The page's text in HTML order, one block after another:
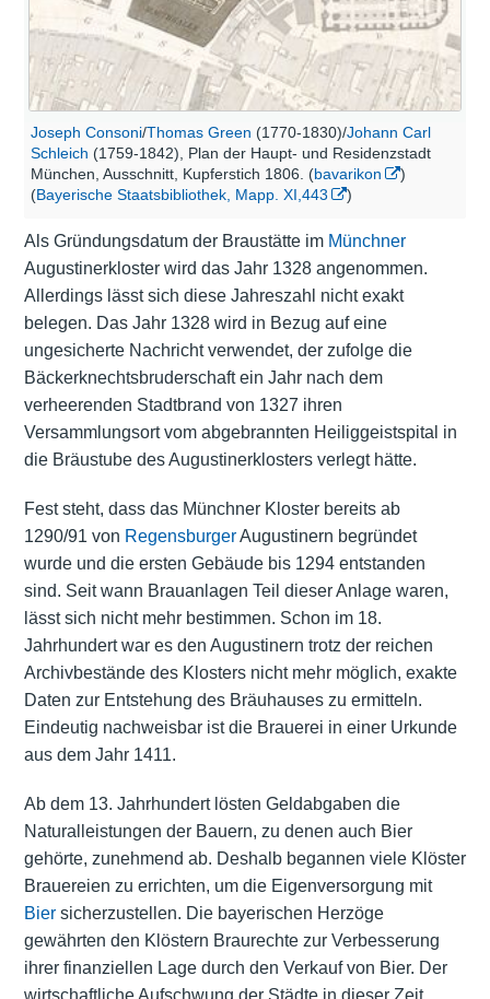
Joseph Consoni/Thomas Green (1770-1830)/Johann Carl
Schleich (1759-1842), Plan der Haupt- und Residenzstadt
München, Ausschnitt, Kupferstich 1806. (bavarikon
)
(Bayerische Staatsbibliothek, Mapp. XI,443 )
Als Gründungsdatum der Braustätte im Münchner
Augustinerkloster wird das Jahr 1328 angenommen.
Allerdings lässt sich diese Jahreszahl nicht exakt
belegen. Das Jahr 1328 wird in Bezug auf eine
ungesicherte Nachricht verwendet, der zufolge die
Bäckerknechtsbruderschaft ein Jahr nach dem
verheerenden Stadtbrand von 1327 ihren
Versammlungsort vom abgebrannten Heiliggeistspital in
die Bräustube des Augustinerklosters verlegt hätte.
Fest steht, dass das Münchner Kloster bereits ab
1290/91 von RegensburgerAugustinern begründet
wurde und die ersten Gebäude bis 1294 entstanden
sind. Seit wann Brauanlagen Teil dieser Anlage waren,
lässt sich nicht mehr bestimmen. Schon im 18.
Jahrhundert war es den Augustinern trotz der reichen
Archivbestände des Klosters nicht mehr möglich, exakte
Daten zur Entstehung des Bräuhauses zu ermitteln.
Eindeutig nachweisbar ist die Brauerei in einer Urkunde
aus dem Jahr 1411.
Ab dem 13. Jahrhundert lösten Geldabgaben die
Naturalleistungen der Bauern, zu denen auch Bier
gehörte, zunehmend ab. Deshalb begannen viele Klöster
Brauereien zu errichten, um die Eigenversorgung mit
Biersicherzustellen. Die bayerischen Herzöge
gewährten den Klöstern Braurechte zur Verbesserung
ihrer finanziellen Lage durch den Verkauf von Bier. Der